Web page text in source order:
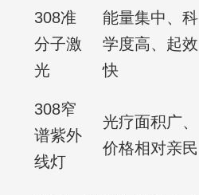
308准
分子激
光
能量集中、科
学度高、起效
快
308窄
谱紫外
线灯
光疗面积广、
价格相对亲民